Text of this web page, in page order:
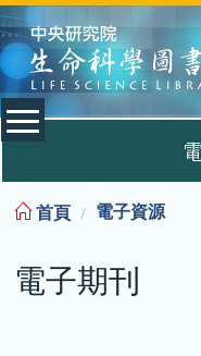
:::
首頁 電子資源
電子期刊